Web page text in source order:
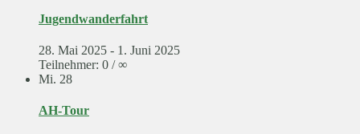
Jugendwanderfahrt
28. Mai 2025 - 1. Juni 2025
Teilnehmer: 0 / ∞
Mi. 28
AH-Tour